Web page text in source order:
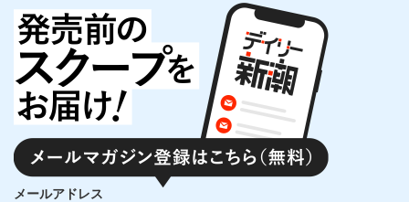
メールアドレス